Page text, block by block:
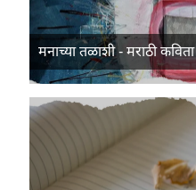
मनाच्या तळाशी - मराठी कविता